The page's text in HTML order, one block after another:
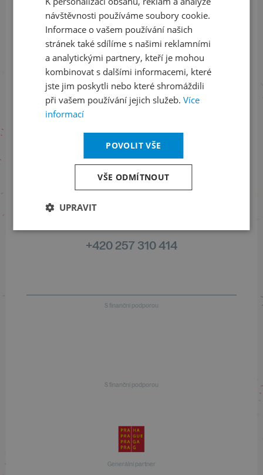
ODEBÍRAT NEWSLETTER
Sledujte nás na sociálních sítích
LinkedIn
flickr
Informace o stavu objednávek
+420 461 049 232
+420 257 310 414
S finanční podporou
S finanční podporou
Generální partner
ENGLISH
návštěvnosti používáme soubory cookie.
Informace o vašem používání našich
stránek také sdílíme s našimi reklamními
a analytickými partnery, kteří je mohou
kombinovat s dalšími informacemi, které
jste jim poskytli nebo které shromáždili
při vašem používání jejich služeb. Více
informací
POVOLIT VŠE
VŠE ODMÍTNOUT
UPRAVIT